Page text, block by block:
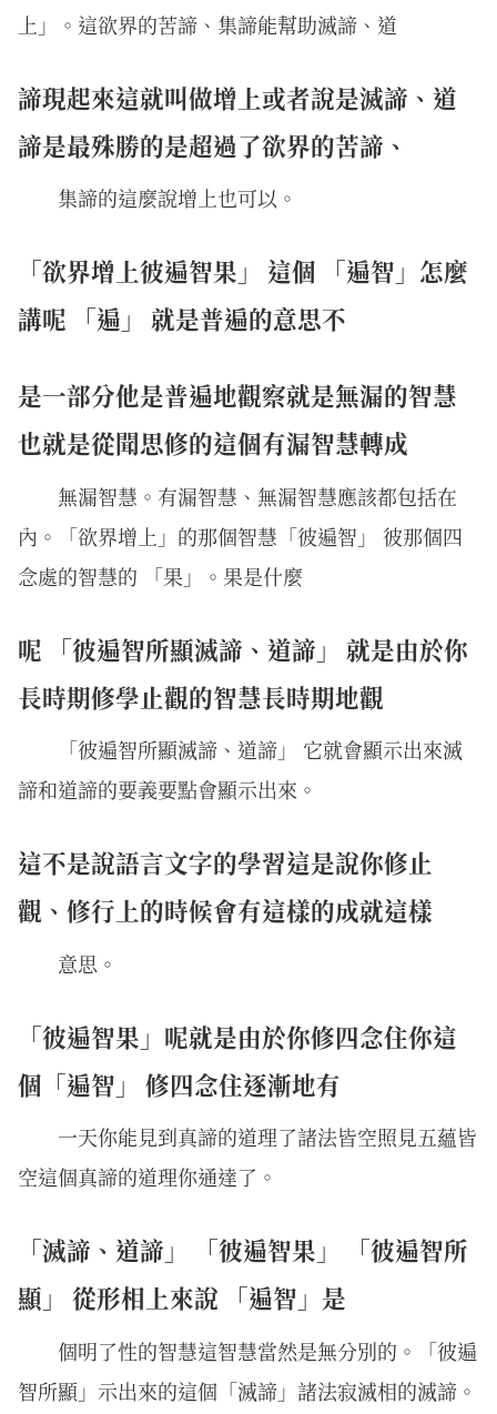
上」。這欲界的苦諦、集諦能幫助滅諦、道
諦現起來這就叫做增上或者說是滅諦、道
諦是最殊勝的是超過了欲界的苦諦、
集諦的這麼說增上也可以。
「欲界增上彼遍智果」 這個 「遍智」怎麼
講呢 「遍」 就是普遍的意思不
是一部分他是普遍地觀察就是無漏的智慧
也就是從聞思修的這個有漏智慧轉成
無漏智慧。有漏智慧、無漏智慧應該都包括在
內。「欲界增上」的那個智慧「彼遍智」 彼那個四
念處的智慧的 「果」。果是什麼
呢 「彼遍智所顯滅諦、道諦」 就是由於你
長時期修學止觀的智慧長時期地觀
「彼遍智所顯滅諦、道諦」 它就會顯示出來滅
諦和道諦的要義要點會顯示出來。
這不是說語言文字的學習這是說你修止
觀、修行上的時候會有這樣的成就這樣
意思。
「彼遍智果」呢就是由於你修四念住你這
個「遍智」 修四念住逐漸地有
一天你能見到真諦的道理了諸法皆空照見五蘊皆
空這個真諦的道理你通達了。
「滅諦、道諦」 「彼遍智果」 「彼遍智所
顯」 從形相上來說 「遍智」是
個明了性的智慧這智慧當然是無分別的。「彼遍
智所顯」示出來的這個「滅諦」諸法寂滅相的滅諦。